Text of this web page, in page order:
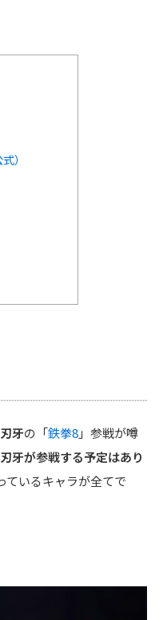
）
牙の「鉄拳8」参戦が噂
刃牙が参戦する予定はあり
ているキャラが全てで